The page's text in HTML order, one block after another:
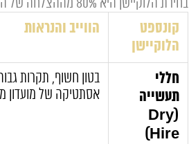
קונספט
הלוקיישן
הווייב והנראות
חללי
תעשייה
(Dry
Hire)
בטון חשוף, תקרות
אסתטיקה של מועדון